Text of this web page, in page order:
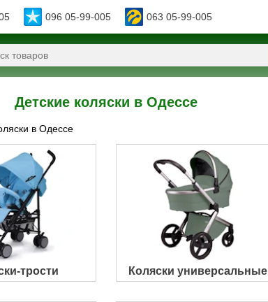
096 05-99-005 063 05-99-005
Детские коляски в Одессе
в Одессе
трости Коляски универсальные